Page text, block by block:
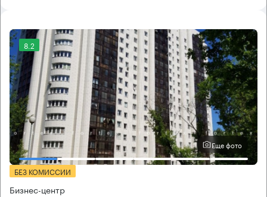
8.2
Еще фото
БЕЗ КОМИССИИ
Бизнес-центр